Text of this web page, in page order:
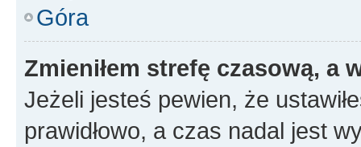
Góra
Zmieniłem strefę czasową, a
Jeżeli jesteś pewien, że
prawidłowo, a czas nadal jest